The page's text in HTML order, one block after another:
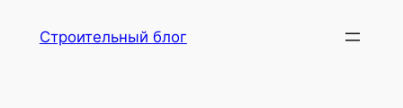
Строительный блог